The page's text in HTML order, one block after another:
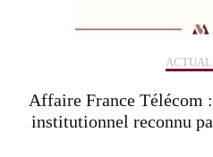
Affaire France Télécom
institutionnel reconnu